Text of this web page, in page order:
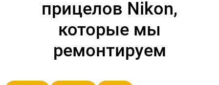
прицелов Nikon,
которые мы
ремонтируем